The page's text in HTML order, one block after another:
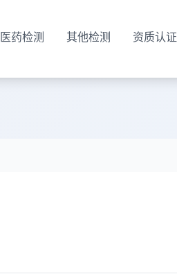
医药检测 其他检测 资质认证